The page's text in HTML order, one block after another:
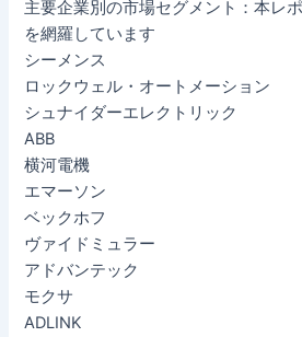
主要企業別の市場セグメント：本レ
を網羅しています
シーメンス
ロックウェル・オートメーション
シュナイダーエレクトリック
ABB
横河電機
エマーソン
ベックホフ
ヴァイドミュラー
アドバンテック
モクサ
ADLINK